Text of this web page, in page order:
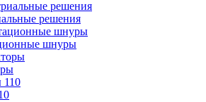
решения
шнуры